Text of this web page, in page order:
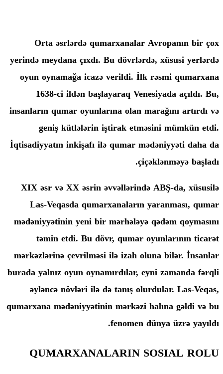
Orta əsrlərdə qumarxanalar
yerində meydana çıxdı. Bu
oyun oynamağa icazə verildi. İlk
1638-ci ildən başlayaraq
insanların qumar oyunlarına olan
geniş kütlələrin iştirak
İqtisadiyyatın inkişafı ilə qumar
XIX əsr və XX əsrin əvvəllərində
Las-Veqasda qumarxanaların
mədəniyyətinin yeni bir mərhələyə
təmin etdi. Bu dövr, qumar
mərkəzlərinə çevrilməsi ilə izah
burada yalnız oyun oynamırdılar,
əyləncə növləri ilə də tanış
qumarxana mədəniyyətinin mərkəzi
fenomen
QUMARXANALARIN